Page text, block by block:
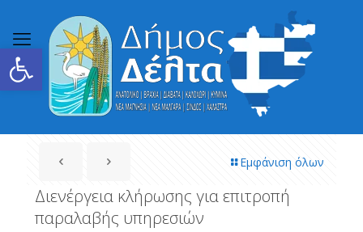
Ανοίξτε τη γραμμή εργαλείων
Εμφάνιση όλων
Διενέργεια κλήρωσης για επιτροπή
παραλαβής υπηρεσιών